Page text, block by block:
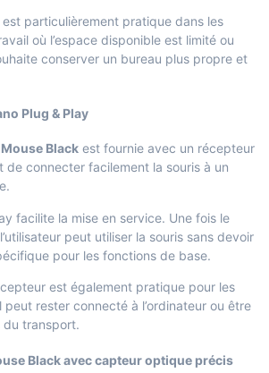
particulièrement pratique dans les
où l’espace disponible est limité ou
conserver un bureau plus propre et
Plug & Play
Black est fournie avec un récepteur
de connecter facilement la souris à un
facilite la mise en service. Une fois le
peut utiliser la souris sans devoir
pour les fonctions de base.
est également pratique pour les
peut rester connecté à l’ordinateur ou être
du transport.
Black avec capteur optique précis